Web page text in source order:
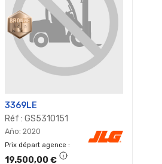
3369LE
Réf : GS5310151
Año: 2020
Prix départ agence
19.500,00 €